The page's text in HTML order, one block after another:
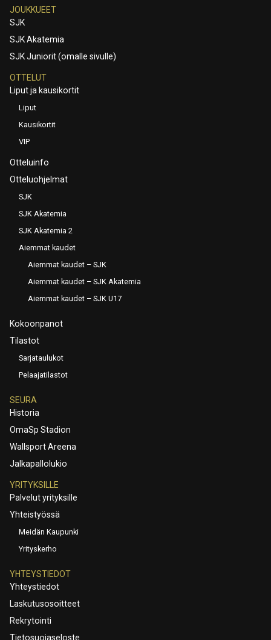
JOUKKUEET
SJK
SJK Akatemia
SJK Juniorit (omalle sivulle)
OTTELUT
Liput ja kausikortit
Liput
Kausikortit
VIP
Otteluinfo
Otteluohjelmat
SJK
SJK Akatemia
SJK Akatemia 2
Aiemmat kaudet
Aiemmat kaudet – SJK
Aiemmat kaudet – SJK Akatemia
Aiemmat kaudet – SJK U17
Kokoonpanot
Tilastot
Sarjataulukot
Pelaajatilastot
SEURA
Historia
OmaSp Stadion
Wallsport Areena
Jalkapallolukio
YRITYKSILLE
Palvelut yrityksille
Yhteistyössä
Meidän Kaupunki
Yrityskerho
YHTEYSTIEDOT
Yhteystiedot
Laskutusosoitteet
Rekrytointi
Tietosuojaseloste